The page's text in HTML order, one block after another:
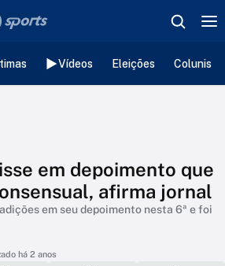
Vídeos Eleições
em depoimento que
afirma jornal
em seu depoimento nesta 6ª e foi
há 2 anos